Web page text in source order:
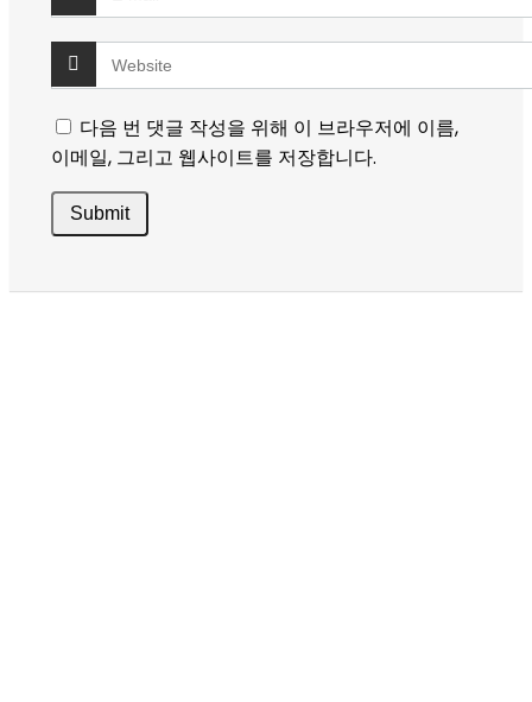
다음 번 댓글 작성을 위해 이 브라우저에 이름,
이메일, 그리고 웹사이트를 저장합니다.